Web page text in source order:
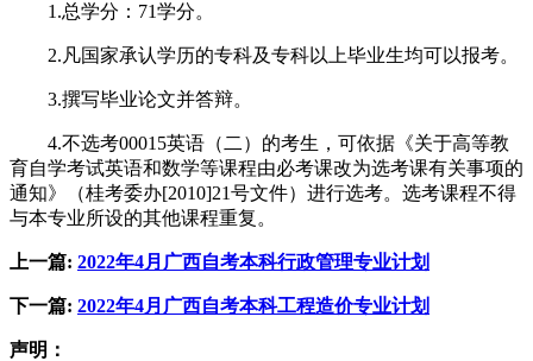
1.总学分：71学分。
2.凡国家承认学历的专科及专科以上毕业生均可以报考。
3.撰写毕业论文并答辩。
4.不选考00015英语（二）的考生，可依据《关于高等教
育自学考试英语和数学等课程由必考课改为选考课有关事项的
通知》（桂考委办[2010]21号文件）进行选考。选考课程不得
与本专业所设的其他课程重复。
上一篇: 2022年4月广西自考本科行政管理专业计划
下一篇: 2022年4月广西自考本科工程造价专业计划
声明：